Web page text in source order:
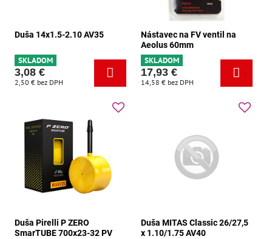
Duša 14x1.5-2.10 AV35
SKLADOM
3,08 €
2,50 € bez DPH
Nástavec na FV ventil na
Aeolus 60mm
SKLADOM
17,93 €
14,58 € bez DPH
Duša Pirelli P ZERO
SmarTUBE 700x23-32 PV
Duša MITAS Classic 26/27,5
x 1.10/1.75 AV40